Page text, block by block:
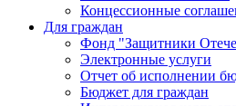
Концессионные
Для граждан
Фонд "Защитники
Электронные услуги
Отчет об исполнении
Бюджет для граждан